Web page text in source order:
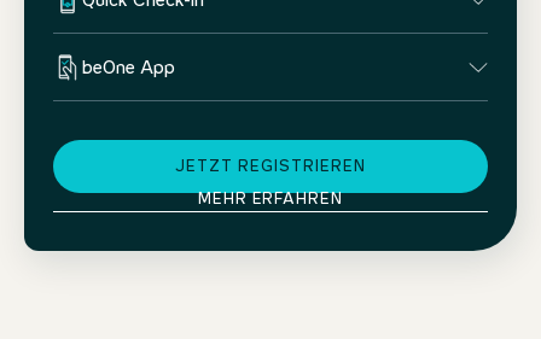
beOne App
JETZT REGISTRIEREN
MEHR ERFAHREN